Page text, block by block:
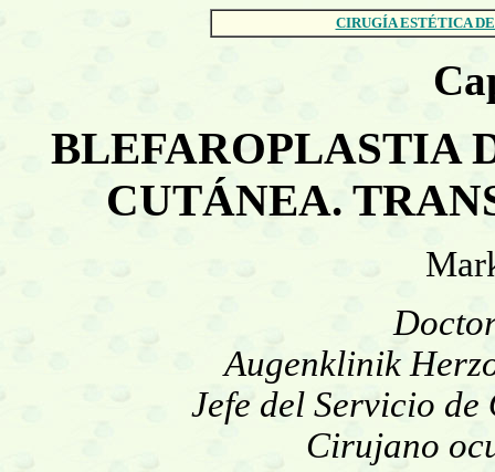
CIRUGÍA ESTÉTICA
BLEFAROPLASTIA
CUTÁNEA.
Augenklinik
Jefe del Servicio
Cirujano